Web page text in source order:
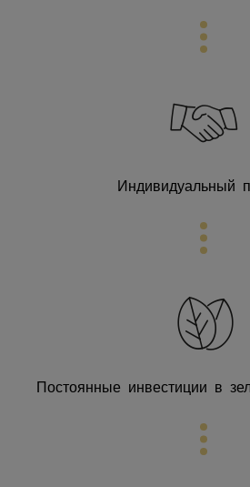
Индивидуальный
Постоянные инвестиции в